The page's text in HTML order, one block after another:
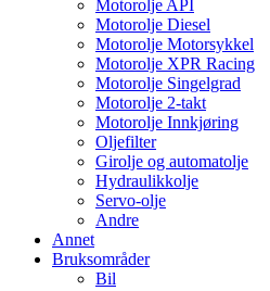
Motorolje API
Motorolje Diesel
Motorolje Motorsykkel
Motorolje XPR Racing
Motorolje Singelgrad
Motorolje 2-takt
Motorolje Innkjøring
Oljefilter
Girolje og automatolje
Hydraulikkolje
Servo-olje
Andre
Annet
Bruksområder
Bil